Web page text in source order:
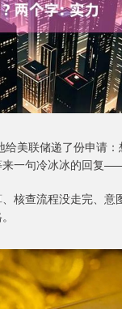
美联储递了份申请
一句冷冰冰的回复
核查流程没走完、意